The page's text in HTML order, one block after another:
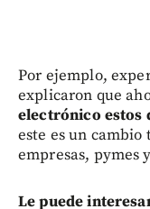
Por ejemplo,
explicaron que
electrónico estos
este es un
empresas, pymes
Le puede